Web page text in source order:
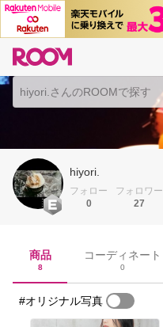
hiyori.
フォロー
0
フォロワー
27
商品
8
コーディネート
0
#オリジナル写真